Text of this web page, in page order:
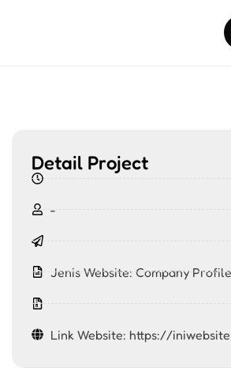
Detail Project
-
Jenis Website: Company Profile
Link Website: https://